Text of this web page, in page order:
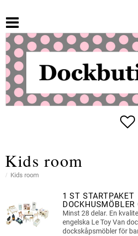
Kids room
Kids room
1 ST STARTPAKET
TOY VAN
Minst 28 delar. En
engelska Le Toy Van
dockskåpsmöbler för